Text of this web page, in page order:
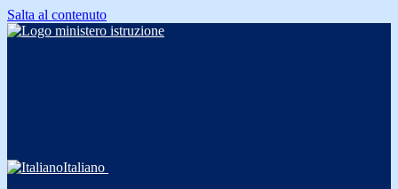
Salta al contenuto
Italiano